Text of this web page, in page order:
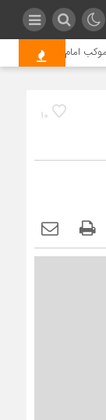
امام رضا (ع)
10